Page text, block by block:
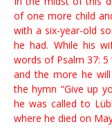
of one more child
with a six-year-old
he had. While his
words of Psalm 37:
and the more he
the hymn “Give up
he was called to
where he died on